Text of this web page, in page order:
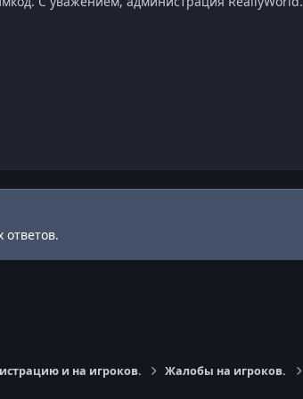
и на игроков. Жалобы на игроков.